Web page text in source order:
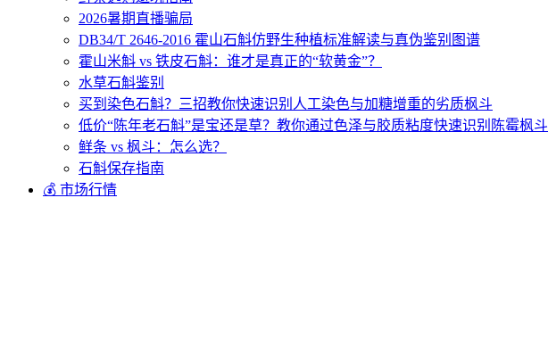
2026暑期直播骗局
DB34/T 2646-2016 霍山石斛仿野生种植标准解读与真伪鉴别图谱
霍山米斛 vs 铁皮石斛：谁才是真正的“软黄金”？
水草石斛鉴别
买到染色石斛？三招教你快速识别人工染色与加糖增重的劣质枫斗
低价“陈年老石斛”是宝还是草？教你通过色泽与胶质粘度快速识别陈霉枫斗
鲜条 vs 枫斗：怎么选？
石斛保存指南
💰 市场行情